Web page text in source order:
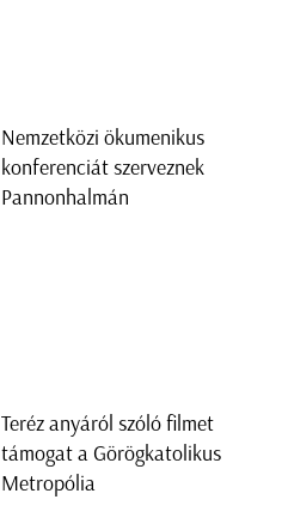
Nemzetközi ökumenikus
konferenciát szerveznek
Pannonhalmán
Teréz anyáról szóló filmet
támogat a Görögkatolikus
Metropólia